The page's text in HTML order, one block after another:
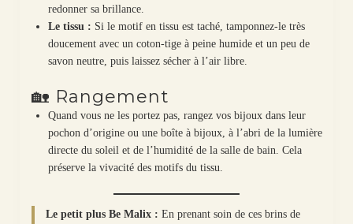
redonner sa brillance.
Le tissu : Si le motif en tissu est taché, tamponnez-le très
doucement avec un coton-tige à peine humide et un peu de
savon neutre, puis laissez sécher à l’air libre.
🏡 Rangement
Quand vous ne les portez pas, rangez vos bijoux dans leur
pochon d’origine ou une boîte à bijoux, à l’abri de la lumière
directe du soleil et de l’humidité de la salle de bain. Cela
préserve la vivacité des motifs du tissu.
Le petit plus Be Malix : En prenant soin de ces brins de